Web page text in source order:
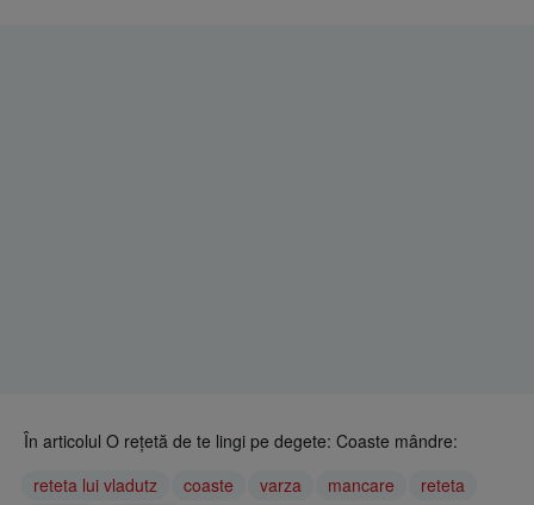
În articolul O reţetă de te lingi pe degete: Coaste mândre:
reteta lui vladutz
coaste varza mancare
reteta